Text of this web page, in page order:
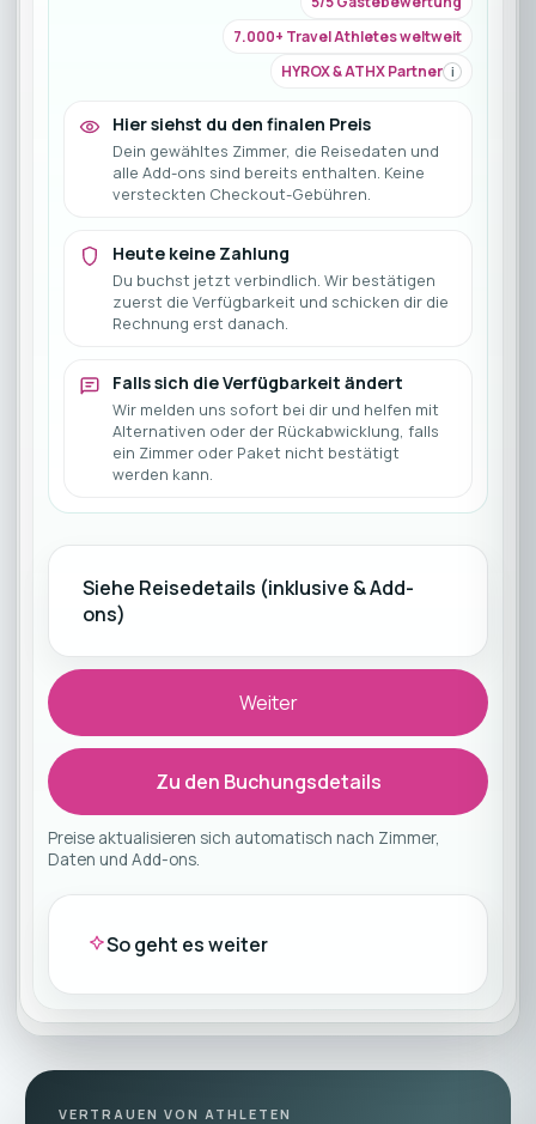
7.000+ Travel Athletes weltweit
HYROX & ATHX Partner i
Hier siehst du den finalen Preis
Dein gewähltes Zimmer, die Reisedaten und
alle Add-ons sind bereits enthalten. Keine
versteckten Checkout-Gebühren.
Heute keine Zahlung
Du buchst jetzt verbindlich. Wir bestätigen
zuerst die Verfügbarkeit und schicken dir die
Rechnung erst danach.
Falls sich die Verfügbarkeit ändert
Wir melden uns sofort bei dir und helfen mit
Alternativen oder der Rückabwicklung, falls
ein Zimmer oder Paket nicht bestätigt
werden kann.
Siehe Reisedetails (inklusive & Add-
ons)
Weiter
Zu den Buchungsdetails
Preise aktualisieren sich automatisch nach Zimmer,
Daten und Add-ons.
So geht es weiter
VERTRAUEN VON ATHLETEN